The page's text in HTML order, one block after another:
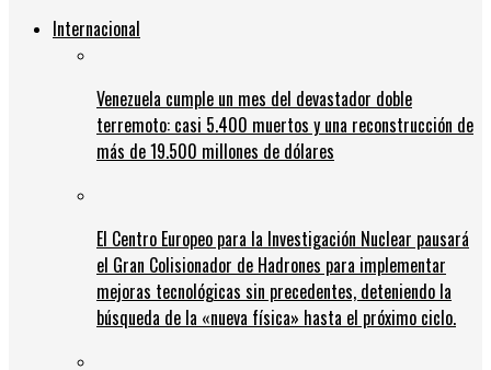
Internacional
Venezuela cumple un mes del devastador doble
terremoto: casi 5.400 muertos y una reconstrucción de
más de 19.500 millones de dólares
El Centro Europeo para la Investigación Nuclear pausará
el Gran Colisionador de Hadrones para implementar
mejoras tecnológicas sin precedentes, deteniendo la
búsqueda de la «nueva física» hasta el próximo ciclo.